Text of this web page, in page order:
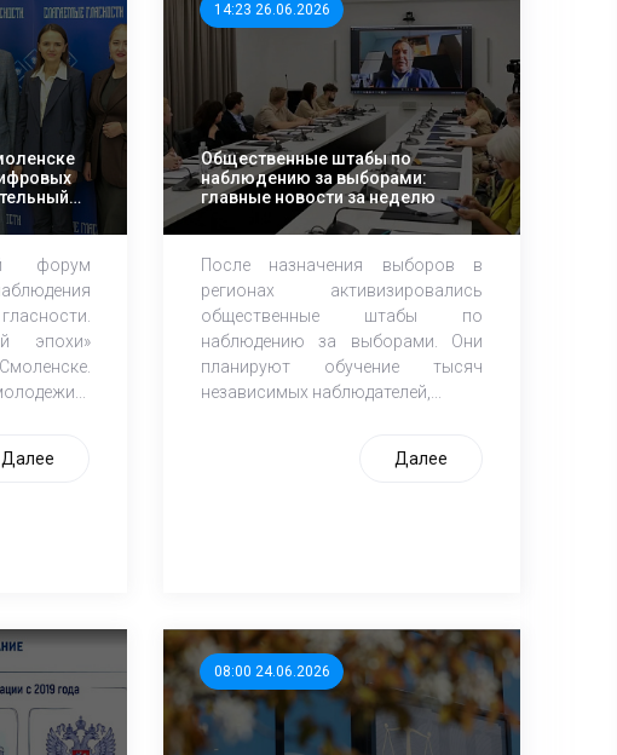
форум
эпохи»
Далее
14:23 26.06.2026
Общественные штабы по
наблюдению за выборами:
главные новости за неделю
После назначения выборов в
регионах активизировались
общественные штабы по
наблюдению за выборами. Они
планируют обучение тысяч
независимых наблюдателей,...
Далее
08:00 24.06.2026